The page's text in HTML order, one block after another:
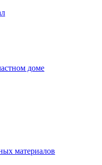
доме
материалов